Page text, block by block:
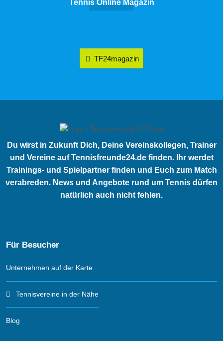
Tennis Online Magazin
TF24magazin
Du wirst in Zukunft Dich, Deine Vereinskollegen, Trainer
und Vereine auf Tennisfreunde24.de finden. Ihr werdet
Trainings- und Spielpartner finden und Euch zum Match
verabreden. News und Angebote rund um Tennis dürfen
natürlich auch nicht fehlen.
Für Besucher
Unternehmen auf der Karte
Tennisvereine in der Nähe
Blog